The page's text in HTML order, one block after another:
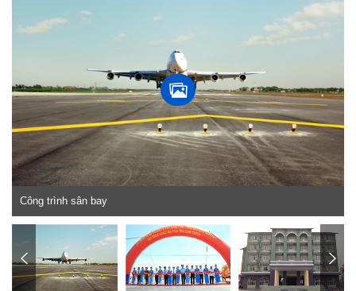
Công trình sân bay